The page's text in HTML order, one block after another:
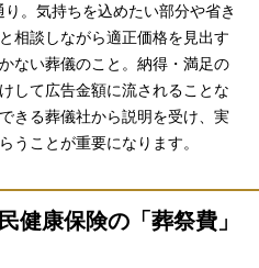
。気持ちを込めたい部分や省き
相談しながら適正価格を見出す
ない葬儀のこと。納得・満足の
して広告金額に流されることな
きる葬儀社から説明を受け、実
うことが重要になります。
健康保険の「葬祭費」